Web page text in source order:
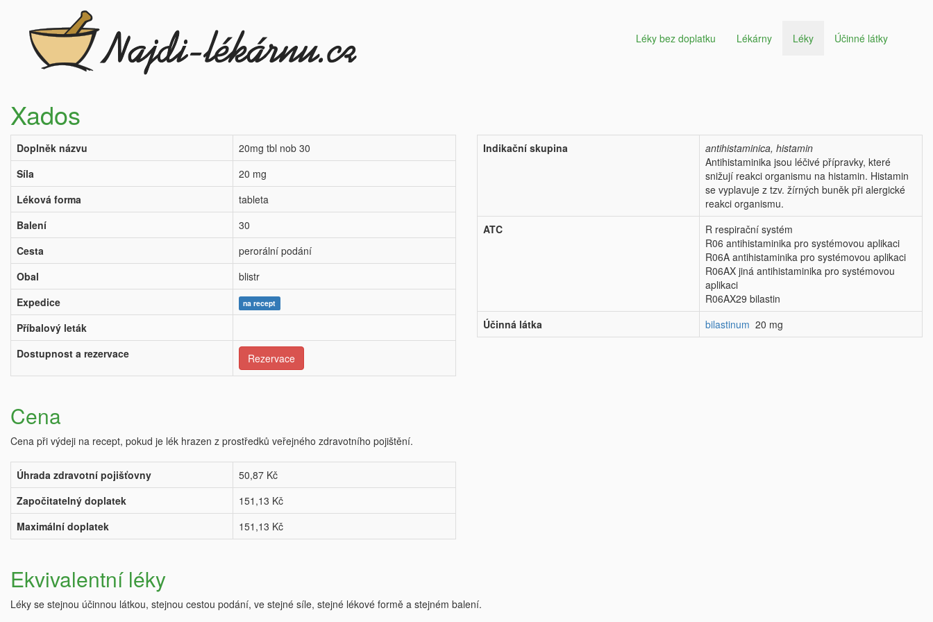
Léky bez doplatku Lékárny Léky Účinné látky
Xados
Doplněk názvu
20mg tbl nob 30
Síla
20 mg
Léková forma
tableta
Balení
30
Cesta
perorální podání
Obal
blistr
Expedice
na recept
Příbalový leták
Dostupnost a rezervace
Rezervace
Indikační skupina
antihistaminica, histamin
Antihistaminika jsou léčivé přípravky, které
snižují reakci organismu na histamin. Histamin
se vyplavuje z tzv. žírných buněk při alergické
reakci organismu.
ATC
R respirační systém
R06 antihistaminika pro systémovou aplikaci
R06A antihistaminika pro systémovou aplikaci
R06AX jiná antihistaminika pro systémovou
aplikaci
R06AX29 bilastin
Účinná látka
bilastinum 20 mg
Cena
Cena při výdeji na recept, pokud je lék hrazen z prostředků veřejného zdravotního pojištění.
Úhrada zdravotní pojišťovny
50,87 Kč
Započitatelný doplatek
151,13 Kč
Maximální doplatek
151,13 Kč
Ekvivalentní léky
Léky se stejnou účinnou látkou, stejnou cestou podání, ve stejné síle, stejné lékové formě a stejném balení.